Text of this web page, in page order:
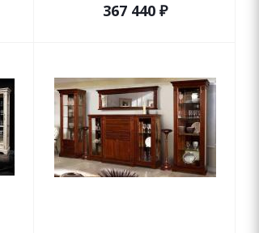
367 440₽